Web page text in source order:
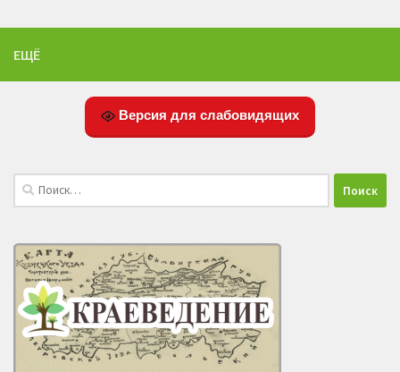
ЕЩЁ
Версия для слабовидящих
Найти: